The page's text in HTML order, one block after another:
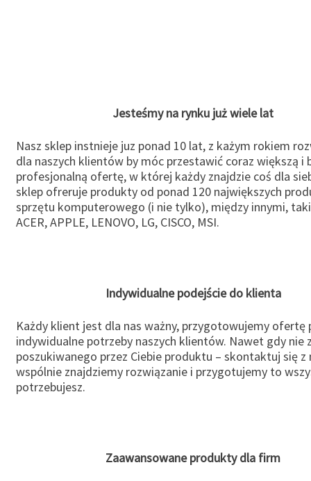
Jesteśmy na rynku już wiele lat
Nasz sklep instnieje juz ponad 10 lat, z każym rokiem
dla naszych klientów by móc przestawić coraz większą i
profesjonalną ofertę, w której każdy znajdzie coś dla
sklep ofreruje produkty od ponad 120 największych
sprzętu komputerowego (i nie tylko), między innymi,
ACER, APPLE, LENOVO, LG, CISCO, MSI.
Indywidualne podejście do klienta
Każdy klient jest dla nas ważny, przygotowujemy ofertę
indywidualne potrzeby naszych klientów. Nawet gdy nie
poszukiwanego przez Ciebie produktu – skontaktuj się z
wspólnie znajdziemy rozwiązanie i przygotujemy to
potrzebujesz.
Zaawansowane produkty dla firm